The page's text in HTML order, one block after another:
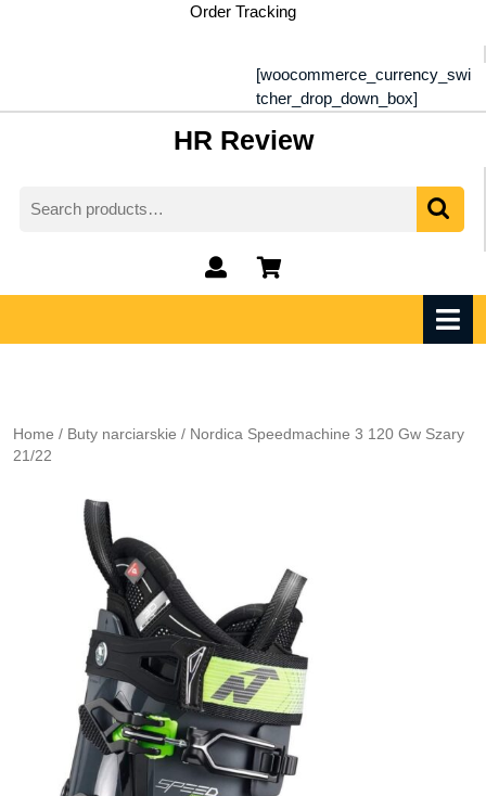
Order Tracking
[woocommerce_currency_swi
tcher_drop_down_box]
HR Review
for:
My
Account
shopping
cart
Home / Buty narciarskie / Nordica Speedmachine 3 120 Gw Szary
21/22